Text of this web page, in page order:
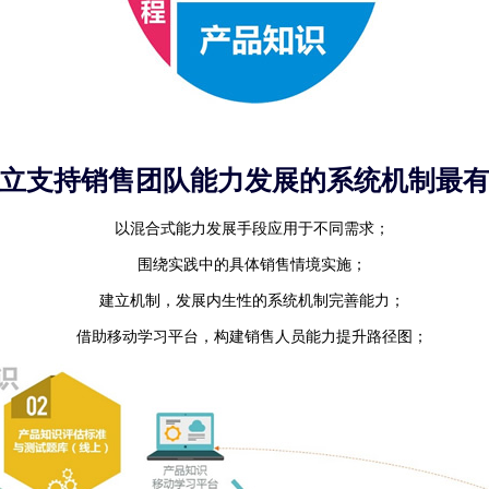
支持销售团队能力发展的系统机制最
以混合式能力发展手段应用于不同需求；
围绕实践中的具体销售情境实施；
建立机制，发展内生性的系统机制完善能力；
借助移动学习平台，构建销售人员能力提升路径图；